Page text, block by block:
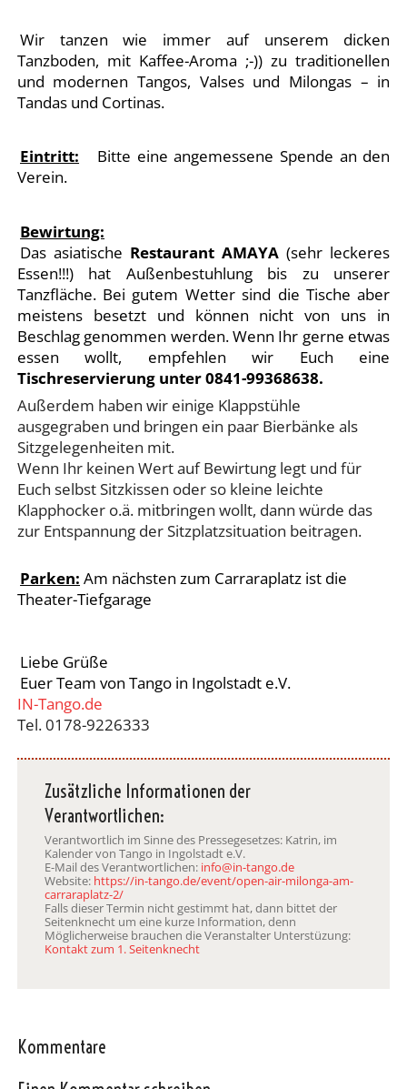
Wir tanzen wie immer auf unserem dicken
Tanzboden, mit Kaffee-Aroma ;-)) zu traditionellen
und modernen Tangos, Valses und Milongas – in
Tandas und Cortinas.
Eintritt:
Bitte eine angemessene Spende an den
Verein.
Bewirtung:
Das asiatische Restaurant AMAYA (sehr leckeres
Essen!!!) hat Außenbestuhlung bis zu unserer
Tanzfläche. Bei gutem Wetter sind die Tische aber
meistens besetzt und können nicht von uns in
Beschlag genommen werden. Wenn Ihr gerne etwas
essen wollt, empfehlen wir Euch eine
Tischreservierung unter 0841-99368638.
Außerdem haben wir einige Klappstühle
ausgegraben und bringen ein paar Bierbänke als
Sitzgelegenheiten mit.
Wenn Ihr keinen Wert auf Bewirtung legt und für
Euch selbst Sitzkissen oder so kleine leichte
Klapphocker o.ä. mitbringen wollt, dann würde das
zur Entspannung der Sitzplatzsituation beitragen.
Parken: Am nächsten zum Carraraplatz ist die
Theater-Tiefgarage
Liebe Grüße
Euer Team von Tango in Ingolstadt e.V.
IN-Tango.de
Tel. 0178-9226333
Zusätzliche Informationen der
Verantwortlichen:
Verantwortlich im Sinne des Pressegesetzes: Katrin, im
Kalender von Tango in Ingolstadt e.V.
E-Mail des Verantwortlichen: info@in-tango.de
Website: https://in-tango.de/event/open-air-milonga-am-
carraraplatz-2/
Falls dieser Termin nicht gestimmt hat, dann bittet der
Seitenknecht um eine kurze Information, denn
Möglicherweise brauchen die Veranstalter Unterstüzung:
Kontakt zum 1. Seitenknecht
Kommentare